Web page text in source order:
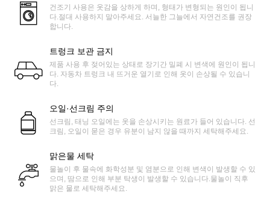
건조기 사용은 옷감을 상하게 하며, 형태가 변형되는 원인이 됩니
다.절대 사용하지 말아주세요. 서늘한 그늘에서 자연건조를 권장
합니다.
트렁크 보관 금지
제품 사용 후 젖어있는 상태로 장기간 밀폐 시 변색에 원인이 됩니
다. 자동차 트렁크 내 뜨거운 열기로 인해 옷이 손상될 수 있습니
다.
오일·선크림 주의
선크림, 태닝 오일에는 옷을 손상시키는 원료가 들어 있습니다. 선
크림, 오일이 묻은 경우 유분이 남지 않을 때까지 세탁해주세요.
맑은물 세탁
물놀이 후 물속에 화학성분 및 염분으로 인해 변색이 발생할 수 있
으며, 땀으로 인해 부분 탁생이 발생할 수 있습니다.물놀이 직후
맑은 물로 세탁해주세요.